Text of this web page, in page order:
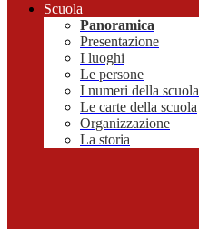
Scuola
Panoramica
Presentazione
I luoghi
Le persone
I numeri della scuola
Le carte della scuola
Organizzazione
La storia